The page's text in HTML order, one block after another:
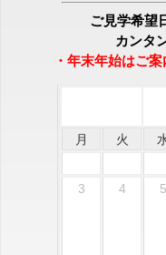
ご見学希望
カンタ
・年末年始はご
月 火
3
4 5